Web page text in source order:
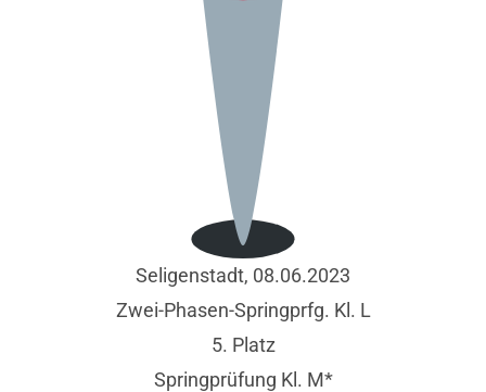
Seligenstadt, 08.06.2023
Zwei-Phasen-Springprfg. Kl. L
5. Platz
Springprüfung Kl. M*